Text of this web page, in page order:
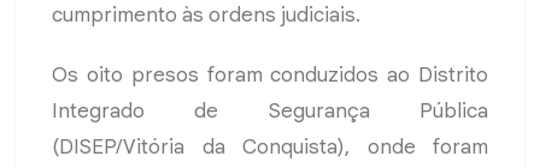
cumprimento às ordens judiciais.
Os oito presos foram conduzidos ao Distrito
Integrado de Segurança Pública
(DISEP/Vitória da Conquista), onde foram